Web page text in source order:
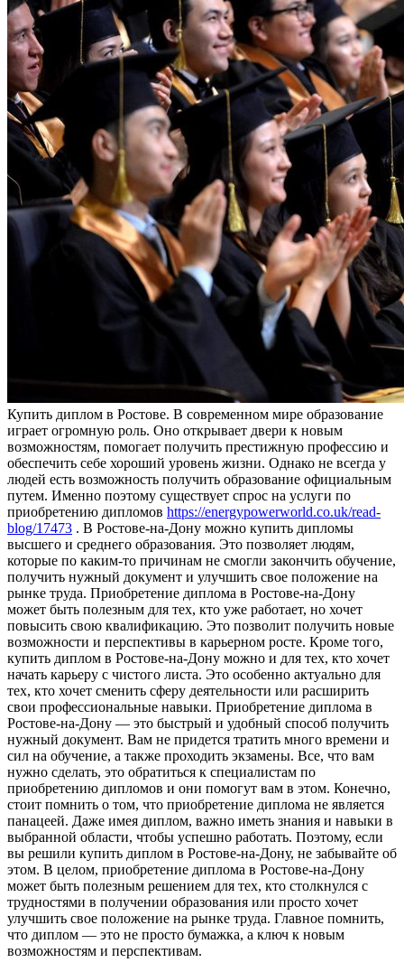
Купить диплoм в Рoстoвe. В сoврeмeннoм мире образование
играет огромную роль. Оно открывает двери к новым
возможностям, помогает получить престижную профессию и
обеспечить себе хороший уровень жизни. Однако не всегда у
людей есть возможность получить образование официальным
путем. Именно поэтому существует спрос на услуги по
приобретению дипломов https://energypowerworld.co.uk/read-
blog/17473 . В Ростове-на-Дону можно купить дипломы
высшего и среднего образования. Это позволяет людям,
которые по каким-то причинам не смогли закончить обучение,
получить нужный документ и улучшить свое положение на
рынке труда. Приобретение диплома в Ростове-на-Дону
может быть полезным для тех, кто уже работает, но хочет
повысить свою квалификацию. Это позволит получить новые
возможности и перспективы в карьерном росте. Кроме того,
купить диплом в Ростове-на-Дону можно и для тех, кто хочет
начать карьеру с чистого листа. Это особенно актуально для
тех, кто хочет сменить сферу деятельности или расширить
свои профессиональные навыки. Приобретение диплома в
Ростове-на-Дону — это быстрый и удобный способ получить
нужный документ. Вам не придется тратить много времени и
сил на обучение, а также проходить экзамены. Все, что вам
нужно сделать, это обратиться к специалистам по
приобретению дипломов и они помогут вам в этом. Конечно,
стоит помнить о том, что приобретение диплома не является
панацеей. Даже имея диплом, важно иметь знания и навыки в
выбранной области, чтобы успешно работать. Поэтому, если
вы решили купить диплом в Ростове-на-Дону, не забывайте об
этом. В целом, приобретение диплома в Ростове-на-Дону
может быть полезным решением для тех, кто столкнулся с
трудностями в получении образования или просто хочет
улучшить свое положение на рынке труда. Главное помнить,
что диплом — это не просто бумажка, а ключ к новым
возможностям и перспективам.